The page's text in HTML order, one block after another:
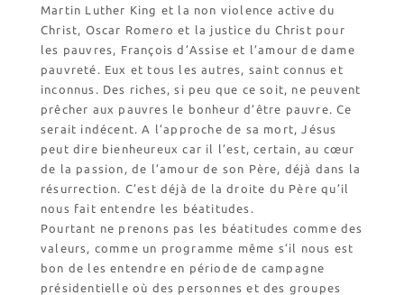
Martin Luther King et la non violence active du
Christ, Oscar Romero et la justice du Christ pour
les pauvres, François d’Assise et l’amour de dame
pauvreté. Eux et tous les autres, saint connus et
inconnus. Des riches, si peu que ce soit, ne peuvent
prêcher aux pauvres le bonheur d’être pauvre. Ce
serait indécent. A l’approche de sa mort, Jésus
peut dire bienheureux car il l’est, certain, au cœur
de la passion, de l’amour de son Père, déjà dans la
résurrection. C’est déjà de la droite du Père qu’il
nous fait entendre les béatitudes.
Pourtant ne prenons pas les béatitudes comme des
valeurs, comme un programme même s’il nous est
bon de les entendre en période de campagne
présidentielle où des personnes et des groupes